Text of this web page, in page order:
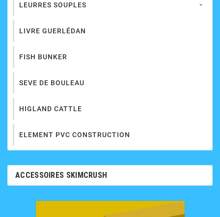
LEURRES SOUPLES 
LIVRE GUERLÉDAN
FISH BUNKER
SEVE DE BOULEAU
HIGLAND CATTLE
ELEMENT PVC CONSTRUCTION
ACCESSOIRES SKIMCRUSH